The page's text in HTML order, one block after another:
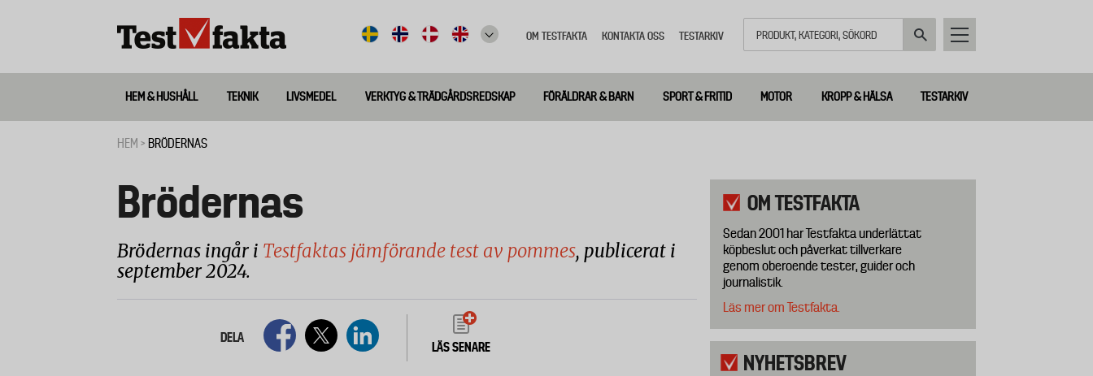
meny
OM TESTFAKTA KONTAKTA OSS TESTARKIV
Huvudmeny
ny
HEM & HUSHÅLL TEKNIK LIVSMEDEL VERKTYG & TRÄDGÅRDSREDSKAP FÖRÄLDRAR & BARN SPORT & FRITID MOTOR KROPP & HÄLSA TESTARKIV
HEM BRÖDERNAS
Brödernas
Brödernas ingår i Testfaktas jämförande test av pommes, publicerat i
september 2024.
DELA
LÄS SENARE
OM TESTFAKTA
Sedan 2001 har Testfakta underlättat
köpbeslut och påverkat tillverkare
genom oberoende tester, guider och
journalistik.
Läs mer om Testfakta.
NYHETSBREV